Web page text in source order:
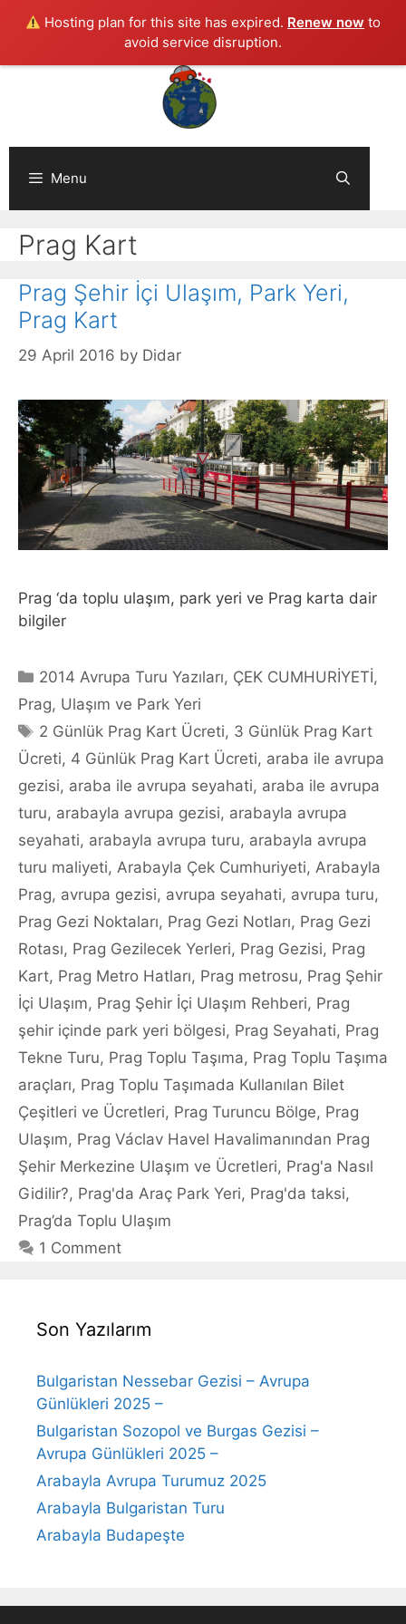
Hosting plan for this site has expired. Renew now to
avoid service disruption.
Menu
Prag Kart
Prag Şehir İçi Ulaşım, Park Yeri,
Prag Kart
29 April 2016 by Didar
Prag ‘da toplu ulaşım, park yeri ve Prag karta dair
bilgiler
Categories
2014 Avrupa Turu Yazıları, ÇEK CUMHURİYETİ,
Prag, Ulaşım ve Park Yeri
Tags
2 Günlük Prag Kart Ücreti, 3 Günlük Prag Kart
Ücreti, 4 Günlük Prag Kart Ücreti, araba ile avrupa
gezisi, araba ile avrupa seyahati, araba ile avrupa
turu, arabayla avrupa gezisi, arabayla avrupa
seyahati, arabayla avrupa turu, arabayla avrupa
turu maliyeti, Arabayla Çek Cumhuriyeti, Arabayla
Prag, avrupa gezisi, avrupa seyahati, avrupa turu,
Prag Gezi Noktaları, Prag Gezi Notları, Prag Gezi
Rotası, Prag Gezilecek Yerleri, Prag Gezisi, Prag
Kart, Prag Metro Hatları, Prag metrosu, Prag Şehir
İçi Ulaşım, Prag Şehir İçi Ulaşım Rehberi, Prag
şehir içinde park yeri bölgesi, Prag Seyahati, Prag
Tekne Turu, Prag Toplu Taşıma, Prag Toplu Taşıma
araçları, Prag Toplu Taşımada Kullanılan Bilet
Çeşitleri ve Ücretleri, Prag Turuncu Bölge, Prag
Ulaşım, Prag Václav Havel Havalimanından Prag
Şehir Merkezine Ulaşım ve Ücretleri, Prag'a Nasıl
Gidilir?, Prag'da Araç Park Yeri, Prag'da taksi,
Prag’da Toplu Ulaşım
1 Comment
Son Yazılarım
Bulgaristan Nessebar Gezisi – Avrupa
Günlükleri 2025 –
Bulgaristan Sozopol ve Burgas Gezisi –
Avrupa Günlükleri 2025 –
Arabayla Avrupa Turumuz 2025
Arabayla Bulgaristan Turu
Arabayla Budapeşte